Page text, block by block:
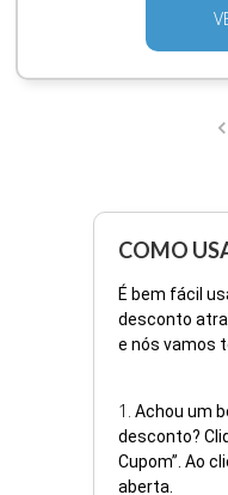
COMO
É bem fácil
desconto
e nós vamos
1 Achou um
desconto?
Cupom”. Ao
aberta.